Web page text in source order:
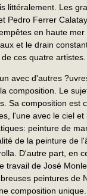
littéralement. Les
Pedro Ferrer
en haute
et le drain
ces quatre artistes.
avec d'autres
composition. Le
Sa composition est
l'une avec le ciel
peinture de
de la peinture de
D'autre part, en
de José
peintures de
composition unique.